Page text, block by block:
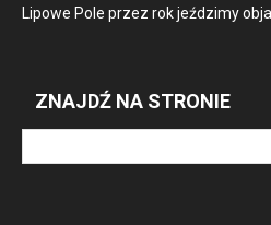
Lipowe Pole przez rok jeździmy
ZNAJDŹ NA STRONIE